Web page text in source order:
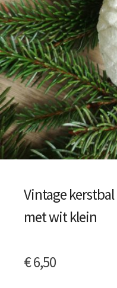
Vintage kerstbal
met wit klein
€6,50